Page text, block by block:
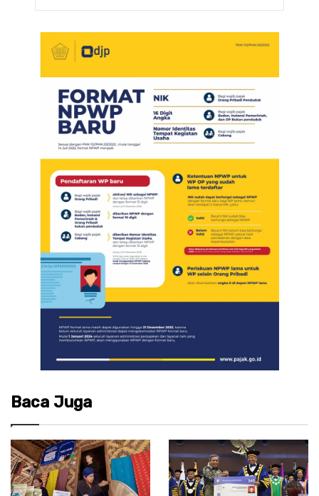
Baca Juga